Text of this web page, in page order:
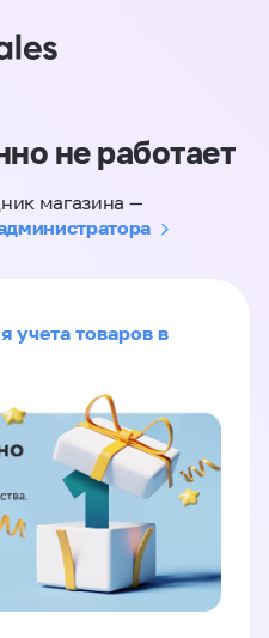
не работает
магазина —
учета товаров в